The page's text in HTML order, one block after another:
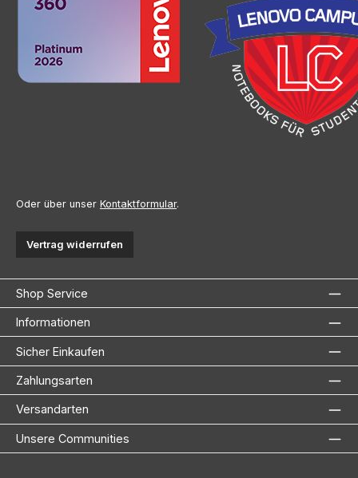
Oder über unser Kontaktformular.
Vertrag widerrufen
Shop Service
Informationen
Sicher Einkaufen
Zahlungsarten
Versandarten
Unsere Communities